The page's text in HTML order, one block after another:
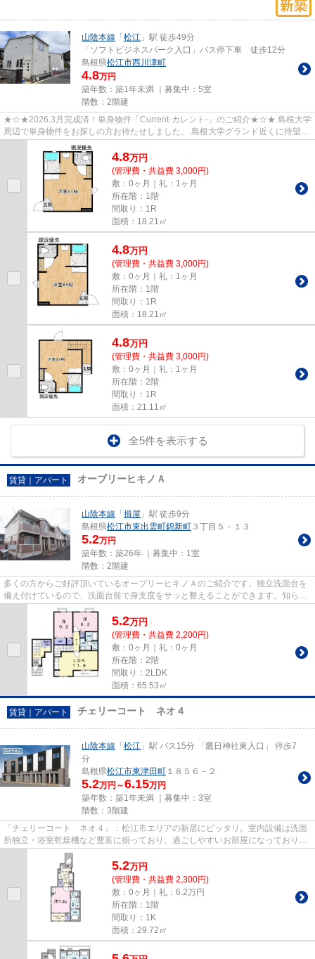
山陰本線 「 松江 」駅 徒歩49分
「ソフトビジネスパーク入口」バス停下車 徒歩12分
島根県松江市西川津町
4.8万円
築年数：築1年未満 ｜募集中： 5室
階数：2階建
★☆★2026.3月完成済！単身物件「Current-カレント-」のご紹介★☆★ 島根大学
周辺で単身物件をお探しの方お待たせしました。 島根大学グランド近くに待望の
新築アパートが誕生します。 202...
4.8万円
(管理費・共益費 3,000円)
敷：0ヶ月｜礼：1ヶ月
所在階：1階
間取り：1R
面積：18.21㎡
4.8万円
(管理費・共益費 3,000円)
敷：0ヶ月｜礼：1ヶ月
所在階：1階
間取り：1R
面積：18.21㎡
4.8万円
(管理費・共益費 3,000円)
敷：0ヶ月｜礼：1ヶ月
所在階：2階
間取り：1R
面積：21.11㎡
全5件を表示する
賃貸｜アパート オーブリーヒキノＡ
山陰本線 「 揖屋 」駅 徒歩9分
島根県松江市東出雲町錦新町 ３丁目５－１３
5.2万円
築年数：築26年 ｜募集中： 1室
階数：2階建
多くの方からご好評頂いているオーブリーヒキノＡのご紹介です。独立洗面台を
備え付けているので、洗面台前で身支度をサッと整えることができます。知らな
い人が来た時でも玄関を開け...
5.2万円
(管理費・共益費 2,200円)
敷：0ヶ月｜礼：0ヶ月
所在階：2階
間取り：2LDK
面積：65.53㎡
賃貸｜アパート チェリーコート ネオ４
山陰本線 「 松江 」駅 バス15分 「鷹日神社東入口」 停歩7
分
島根県松江市東津田町 １８５６－２
5.2万円～6.15万円
築年数：築1年未満 ｜募集中： 3室
階数：3階建
「チェリーコート ネオ４」：松江市エリアの新居にピッタリ。室内設備は洗面
所独立・浴室乾燥機など豊富に揃っており、過ごしやすいお部屋になっておりま
す。通話ボタンを押せば相手...
5.2万円
(管理費・共益費 2,300円)
敷：0ヶ月｜礼：6.2万円
所在階：1階
間取り：1K
面積：29.72㎡